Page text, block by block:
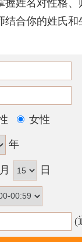
象
对喜爱的人能积
合是： 金
。其人意志坚定
名远播。
少分？
93分（评分由卜
供参考）
握姓名对性格、
结合你的姓氏
女性
年
月 日
(